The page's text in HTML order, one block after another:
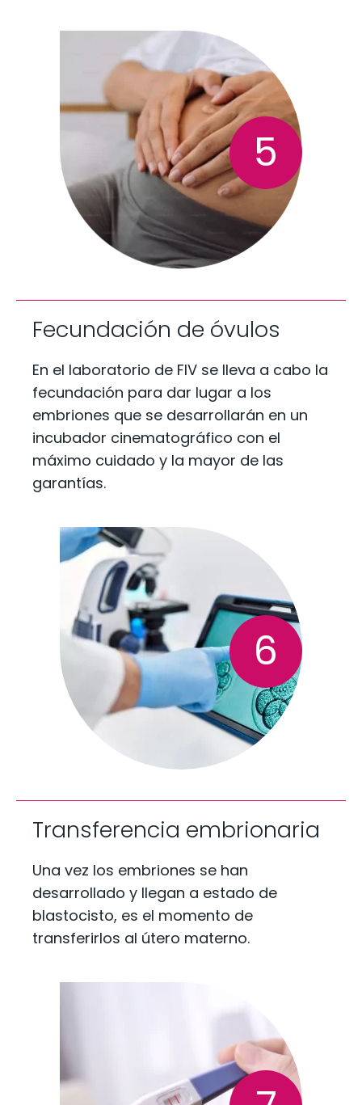
5
Fecundación de óvulos
En el laboratorio de FIV se lleva a cabo la
fecundación para dar lugar a los
embriones que se desarrollarán en un
incubador cinematográfico con el
máximo cuidado y la mayor de las
garantías.
6
Transferencia embrionaria
Una vez los embriones se han
desarrollado y llegan a estado de
blastocisto, es el momento de
transferirlos al útero materno.